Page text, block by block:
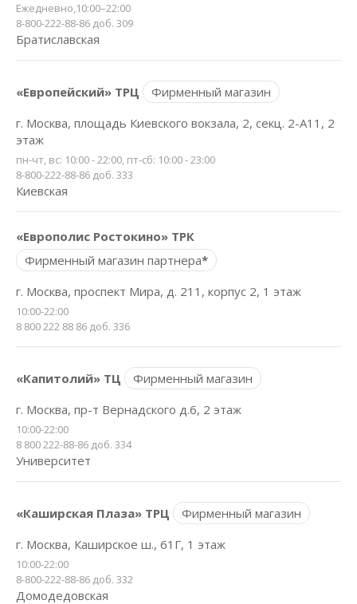
Ежедневно,10:00–22:00
8-800-222-88-86 доб. 309
Братиславская
«Европейский» ТРЦ
Фирменный магазин
г. Москва, площадь Киевского вокзала, 2, секц. 2-А11, 2
этаж
пн-чт, вс: 10:00 - 22:00, пт-сб: 10:00 - 23:00
8-800-222-88-86 доб. 333
Киевская
«Европолис Ростокино» ТРК
Фирменный магазин партнера*
г. Москва, проспект Мира, д. 211, корпус 2, 1 этаж
10:00-22:00
8 800 222 88 86 доб. 336
«Капитолий» ТЦ
Фирменный магазин
г. Москва, пр-т Вернадского д.6, 2 этаж
10:00-22:00
8 800 222-88-86 доб. 334
Университет
«Каширская Плаза» ТРЦ
Фирменный магазин
г. Москва, Каширское ш., 61Г, 1 этаж
10:00-22:00
8-800-222-88-86 доб. 332
Домодедовская